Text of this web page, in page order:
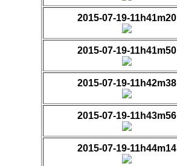
2015-07-19-11h41m20
2015-07-19-11h41m50
2015-07-19-11h42m38
2015-07-19-11h43m56
2015-07-19-11h44m14